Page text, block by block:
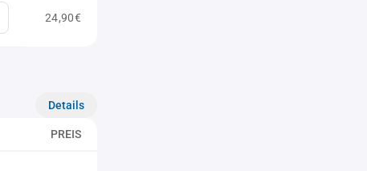
24,90€
Details
PREIS